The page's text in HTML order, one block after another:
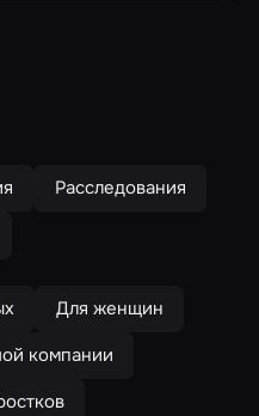
Расследования
Для женщин
компании